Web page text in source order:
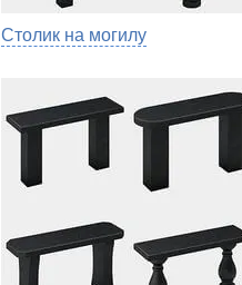
Столик на могилу